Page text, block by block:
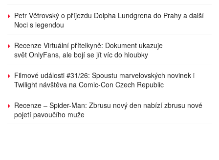
Petr Větrovský o příjezdu Dolpha Lundgrena do Prahy a další
Noci s legendou
Recenze Virtuální přítelkyně: Dokument ukazuje
svět OnlyFans, ale bojí se jít víc do hloubky
Filmové události #31/26: Spoustu marvelovských novinek i
Twilight návštěva na Comic-Con Czech Republic
Recenze – Spider-Man: Zbrusu nový den nabízí zbrusu nové
pojetí pavoučího muže